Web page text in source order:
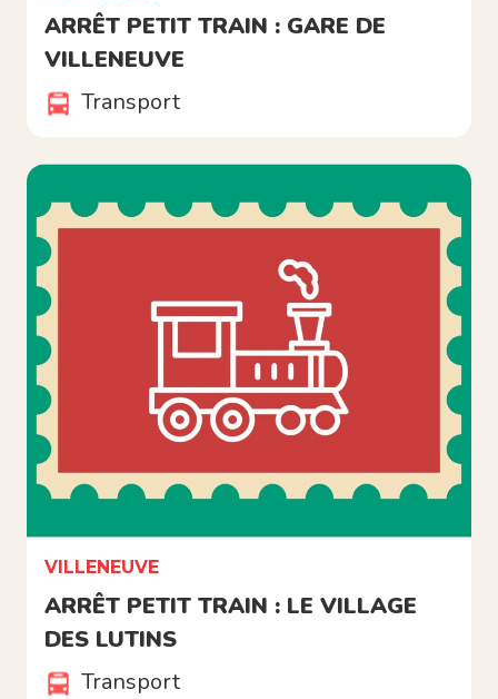
ARRÊT PETIT TRAIN : GARE DE
VILLENEUVE
Transport
VILLENEUVE
ARRÊT PETIT TRAIN : LE VILLAGE
DES LUTINS
Transport